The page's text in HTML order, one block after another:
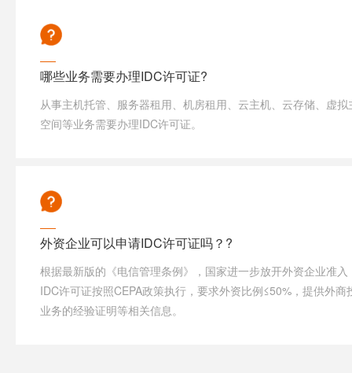
哪些业务需要办理IDC许可证?
从事主机托管、服务器租用、机房租用、云主机、云存储、虚
空间等业务需要办理IDC许可证。
外资企业可以申请IDC许可证吗？?
根据最新版的《电信管理条例》，国家进一步放开外资企业准
IDC许可证按照CEPA政策执行，要求外资比例≤50%，提供外商
业务的经验证明等相关信息。